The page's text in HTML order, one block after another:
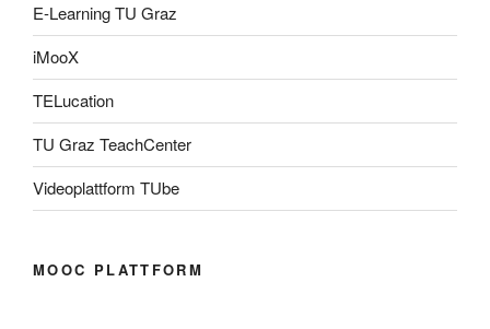
E-Learning TU Graz
iMooX
TELucation
TU Graz TeachCenter
Videoplattform TUbe
MOOC PLATTFORM